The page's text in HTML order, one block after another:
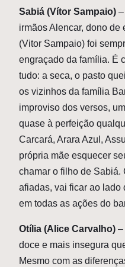
Sabiá (Vítor Sampaio)
irmãos Alencar, dono de
(Vitor Sampaio) foi
engraçado da família. É
tudo: a seca, o pasto
os vizinhos da família
improviso dos versos,
quase à perfeição
Carcará, Arara Azul,
própria mãe esquecer
chamar o filho de Sabiá.
afiadas, vai ficar ao lado
em todas as ações do
Otília (Alice Carvalho) –
doce e mais insegura
Mesmo com as